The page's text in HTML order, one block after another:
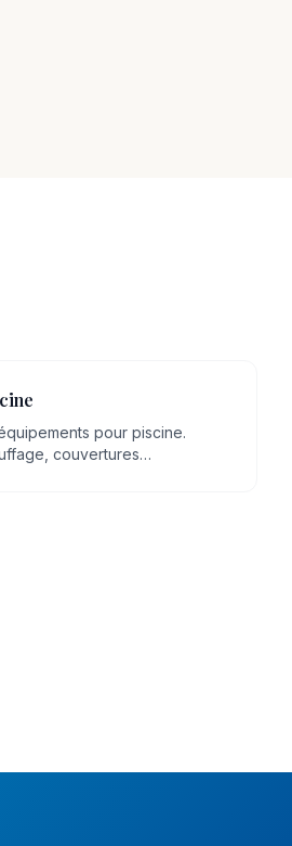
pour piscine.
couvertures